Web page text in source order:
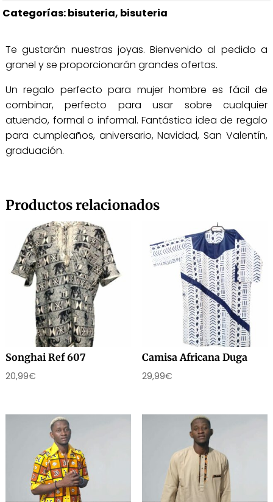
Categorías:bisuteria, bisuteria
Te gustarán nuestras joyas. Bienvenido al pedido a
granel y se proporcionarán grandes ofertas.
Un regalo perfecto para mujer hombre es fácil de
combinar, perfecto para usar sobre cualquier
atuendo, formal o informal. Fantástica idea de regalo
para cumpleaños, aniversario, Navidad, San Valentín,
graduación.
Productos relacionados
Songhai Ref 607
20,99€
Camisa Africana Duga
29,99€